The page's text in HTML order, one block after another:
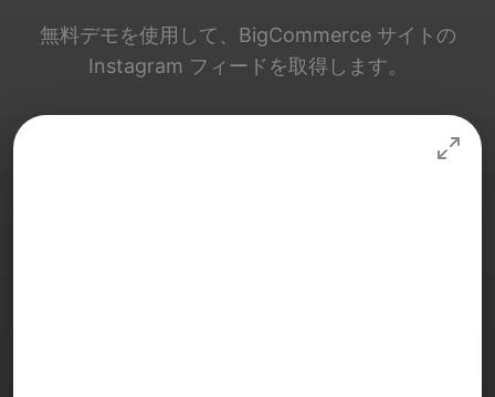
無料デモを使用して、BigCommerce サイトの
Instagram フィードを取得します。